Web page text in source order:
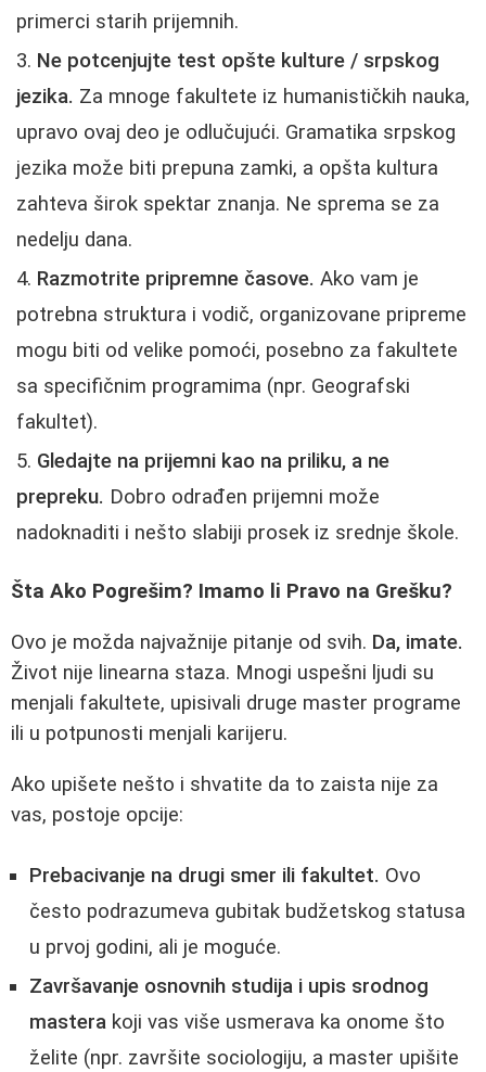
primerci starih prijemnih.
Ne potcenjujte test opšte kulture / srpskog
jezika. Za mnoge fakultete iz humanističkih nauka,
upravo ovaj deo je odlučujući. Gramatika srpskog
jezika može biti prepuna zamki, a opšta kultura
zahteva širok spektar znanja. Ne sprema se za
nedelju dana.
Razmotrite pripremne časove. Ako vam je
potrebna struktura i vodič, organizovane pripreme
mogu biti od velike pomoći, posebno za fakultete
sa specifičnim programima (npr. Geografski
fakultet).
Gledajte na prijemni kao na priliku, a ne
prepreku. Dobro odrađen prijemni može
nadoknaditi i nešto slabiji prosek iz srednje škole.
Šta Ako Pogrešim? Imamo li Pravo na Grešku?
Ovo je možda najvažnije pitanje od svih. Da, imate.
Život nije linearna staza. Mnogi uspešni ljudi su
menjali fakultete, upisivali druge master programe
ili u potpunosti menjali karijeru.
Ako upišete nešto i shvatite da to zaista nije za
vas, postoje opcije:
Prebacivanje na drugi smer ili fakultet. Ovo
često podrazumeva gubitak budžetskog statusa
u prvoj godini, ali je moguće.
Završavanje osnovnih studija i upis srodnog
mastera koji vas više usmerava ka onome što
želite (npr. završite sociologiju, a master upišite